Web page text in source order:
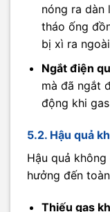
nóng ra dàn
tháo ống
bị xì ra
Ngắt điện
mà đã ngắt
động khi
5.2. Hậu quả
Hậu quả
hưởng đến
Thiếu gas